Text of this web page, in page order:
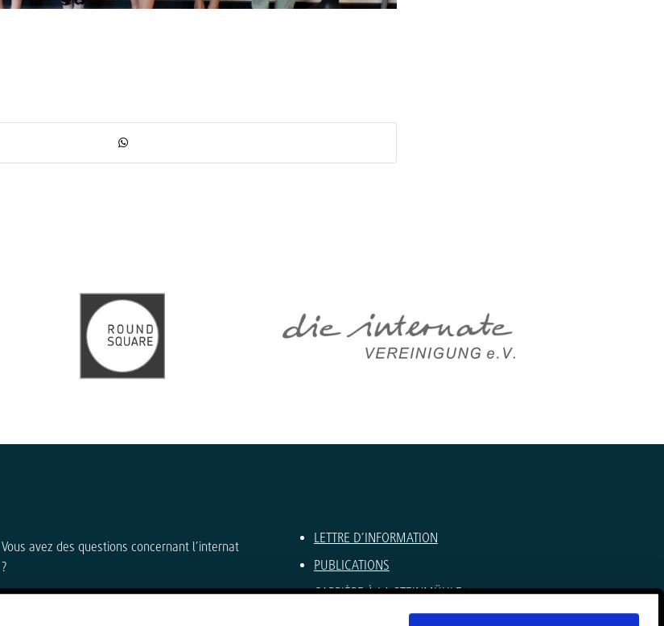
Vous avez des questions concernant l’internat
?
Direction de l’internat et administration
LETTRE D’INFORMATION
PUBLICATIONS
CARRIÈRE À LA STEINMÜHLE